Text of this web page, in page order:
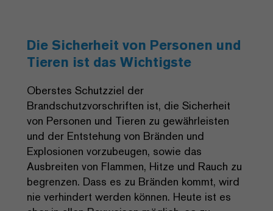
Die Sicherheit von Personen und
Tieren ist das Wichtigste
Oberstes Schutzziel der
Brandschutzvorschriften ist, die Sicherheit
von Personen und Tieren zu gewährleisten
und der Entstehung von Bränden und
Explosionen vorzubeugen, sowie das
Ausbreiten von Flammen, Hitze und Rauch zu
begrenzen. Dass es zu Bränden kommt, wird
nie verhindert werden können. Heute ist es